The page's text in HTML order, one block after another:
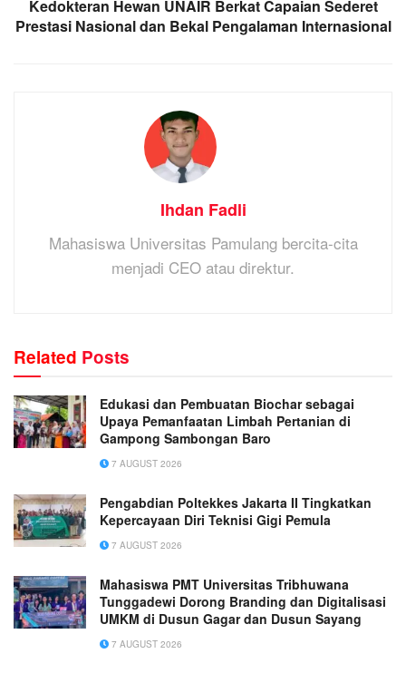
Kedokteran Hewan UNAIR Berkat Capaian Sederet
Prestasi Nasional dan Bekal Pengalaman Internasional
Ihdan Fadli
Mahasiswa Universitas Pamulang bercita-cita
menjadi CEO atau direktur.
Related Posts
Edukasi dan Pembuatan Biochar sebagai
Upaya Pemanfaatan Limbah Pertanian di
Gampong Sambongan Baro
7 AUGUST 2026
Pengabdian Poltekkes Jakarta II Tingkatkan
Kepercayaan Diri Teknisi Gigi Pemula
7 AUGUST 2026
Mahasiswa PMT Universitas Tribhuwana
Tunggadewi Dorong Branding dan Digitalisasi
UMKM di Dusun Gagar dan Dusun Sayang
7 AUGUST 2026